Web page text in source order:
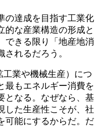
達成を目指す工業化
的な産業構造の形成と
できる限り「地産地消
れるだろう。
業や機械生産）につ
最もエネルギー消費を
となる。なぜなら、基
した生産性こそが、社
可能にするからだ。だ